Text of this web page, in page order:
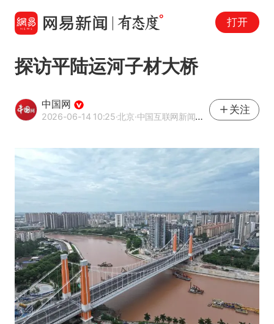
打开
探访平陆运河子材大桥
中国网
2026-06-14 10:25·北京·中国互联网新闻中心（中国网）官方网易号
关注